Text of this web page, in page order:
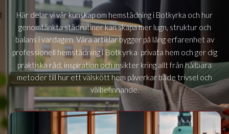
Här delar vi vår kunskap om hemstädning i Botkyrka och hur
genomtänkta städrutiner kan skapa mer lugn, struktur och
balans i vardagen. Våra artiklar bygger på lång erfarenhet av
professionell hemstädning i Botkyrka privata hem och ger dig
praktiska råd, inspiration och insikter kring allt från hållbara
metoder till hur ett välskött hem påverkar både trivsel och
välbefinnande.